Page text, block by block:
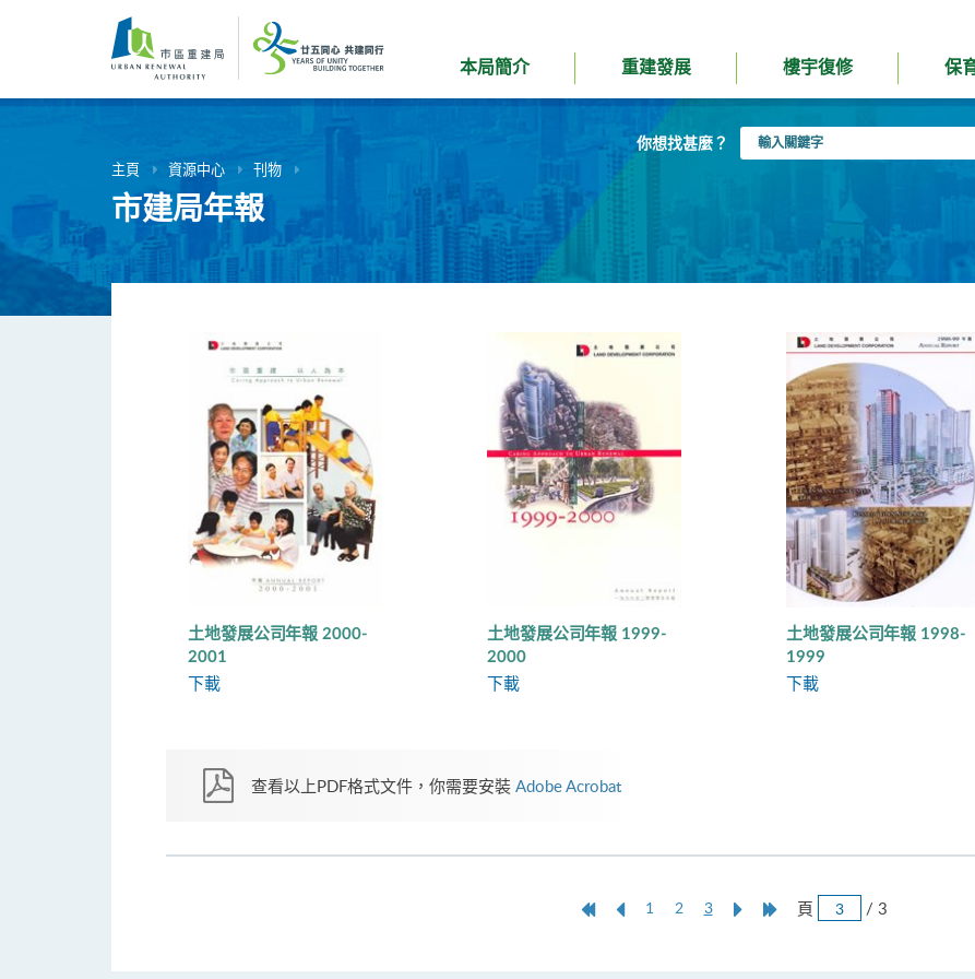
內
本局簡介 重建發展 樓宇復修 保
你想找甚麼？
入
主頁 資源中心 刊物
市建局年報
土地發展公司年報 2000-
2001
下載
土地發展公司年報 1999-
2000
下載
土地發展公司年報 1998-
1999
下載
查看以上PDF格式文件，你需要安裝 Adobe Acrobat
第
上
1 2 3本
NextLast頁 / 3跳